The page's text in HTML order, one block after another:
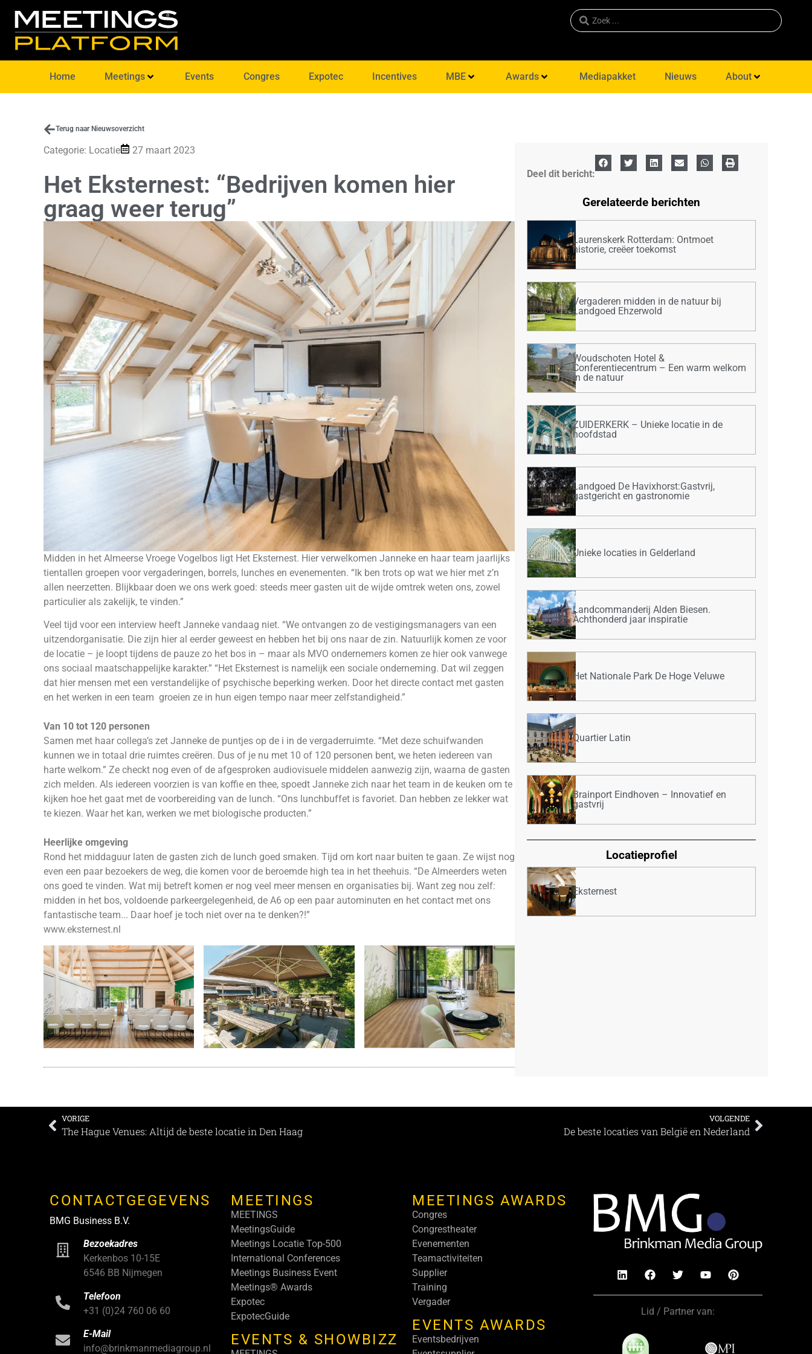
Home Meetings Events Congres Expotec Incentives MBE Awards Mediapakket Nieuws About
Terug naar Nieuwsoverzicht
Categorie: Locatie 27 maart 2023
Het Eksternest: “Bedrijven komen hier
graag weer terug”
Midden in het Almeerse Vroege Vogelbos ligt Het Eksternest. Hier verwelkomen Janneke en haar team jaarlijks
tientallen groepen voor vergaderingen, borrels, lunches en evenementen. “Ik ben trots op wat we hier met z’n
allen neerzetten. Blijkbaar doen we ons werk goed: steeds meer gasten uit de wijde omtrek weten ons, zowel
particulier als zakelijk, te vinden.”
Veel tijd voor een interview heeft Janneke vandaag niet. “We ontvangen zo de vestigingsmanagers van een
uitzendorganisatie. Die zijn hier al eerder geweest en hebben het bij ons naar de zin. Natuurlijk komen ze voor
de locatie – je loopt tijdens de pauze zo het bos in – maar als MVO ondernemers komen ze hier ook vanwege
ons sociaal maatschappelijke karakter.” “Het Eksternest is namelijk een sociale onderneming. Dat wil zeggen
dat hier mensen met een verstandelijke of psychische beperking werken. Door het directe contact met gasten
en het werken in een team groeien ze in hun eigen tempo naar meer zelfstandigheid.”
Van 10 tot 120 personen
Samen met haar collega’s zet Janneke de puntjes op de i in de vergaderruimte. “Met deze schuifwanden
kunnen we in totaal drie ruimtes creëren. Dus of je nu met 10 of 120 personen bent, we heten iedereen van
harte welkom.” Ze checkt nog even of de afgesproken audiovisuele middelen aanwezig zijn, waarna de gasten
zich melden. Als iedereen voorzien is van koffie en thee, spoedt Janneke zich naar het team in de keuken om te
kijken hoe het gaat met de voorbereiding van de lunch. “Ons lunchbuffet is favoriet. Dan hebben ze lekker wat
te kiezen. Waar het kan, werken we met biologische producten.”
Heerlijke omgeving
Rond het middaguur laten de gasten zich de lunch goed smaken. Tijd om kort naar buiten te gaan. Ze wijst nog
even een paar bezoekers de weg, die komen voor de beroemde high tea in het theehuis. “De Almeerders weten
ons goed te vinden. Wat mij betreft komen er nog veel meer mensen en organisaties bij. Want zeg nou zelf:
midden in het bos, voldoende parkeergelegenheid, de A6 op een paar autominuten en het contact met ons
fantastische team... Daar hoef je toch niet over na te denken?!”
www.eksternest.nl
Deel dit bericht:
Gerelateerde berichten
Laurenskerk Rotterdam: Ontmoet
historie, creëer toekomst
Vergaderen midden in de natuur bij
Landgoed Ehzerwold
Woudschoten Hotel &
Conferentiecentrum – Een warm welkom
in de natuur
ZUIDERKERK – Unieke locatie in de
hoofdstad
Landgoed De Havixhorst:Gastvrij,
gastgericht en gastronomie
Unieke locaties in Gelderland
Landcommanderij Alden Biesen.
Achthonderd jaar inspiratie
Het Nationale Park De Hoge Veluwe
Quartier Latin
Brainport Eindhoven – Innovatief en
gastvrij
Locatieprofiel
Eksternest
VORIGE
The Hague Venues: Altijd de beste locatie in Den Haag
VOLGENDE
De beste locaties van België en Nederland
CONTACTGEGEVENS
BMG Business B.V.
Bezoekadres
Kerkenbos 10-15E
6546 BB Nijmegen
Telefoon
+31 (0)24 760 06 60
E-Mail
info@brinkmanmediagroup.nl
MEETINGS
MEETINGS
MeetingsGuide
Meetings Locatie Top-500
International Conferences
Meetings Business Event
Meetings® Awards
Expotec
ExpotecGuide
EVENTS & SHOWBIZZ
MEETINGS AWARDS
Congres
Congrestheater
Evenementen
Teamactiviteiten
Supplier
Training
Vergader
EVENTS AWARDS
Eventsbedrijven
Lid / Partner van: